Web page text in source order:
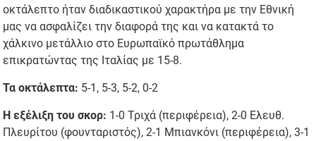
οκτάλεπτο ήταν διαδικαστικού χαρακτήρα με την Εθνική
μας να ασφαλίζει την διαφορά της και να κατακτά το
χάλκινο μετάλλιο στο Ευρωπαϊκό πρωτάθλημα
επικρατώντας της Ιταλίας με 15-8.
Τα οκτάλεπτα: 5-1, 5-3, 5-2, 0-2
Η εξέλιξη του σκορ: 1-0 Τριχά (περιφέρεια), 2-0 Ελευθ.
Πλευρίτου (φουνταριστός), 2-1 Μπιανκόνι (περιφέρεια), 3-1